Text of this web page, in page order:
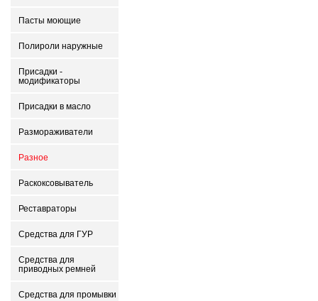
Пасты моющие
Полироли наружные
Присадки -
модификаторы
Присадки в масло
Размораживатели
Разное
Раскоксовыватель
Реставраторы
Средства для ГУР
Средства для
приводных ремней
Средства для промывки